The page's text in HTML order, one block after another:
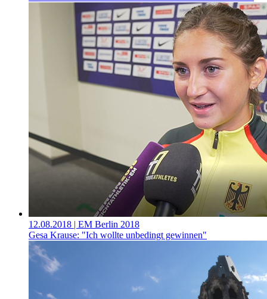
12.08.2018 | EM Berlin 2018
Gesa Krause: "Ich wollte unbedingt gewinnen"